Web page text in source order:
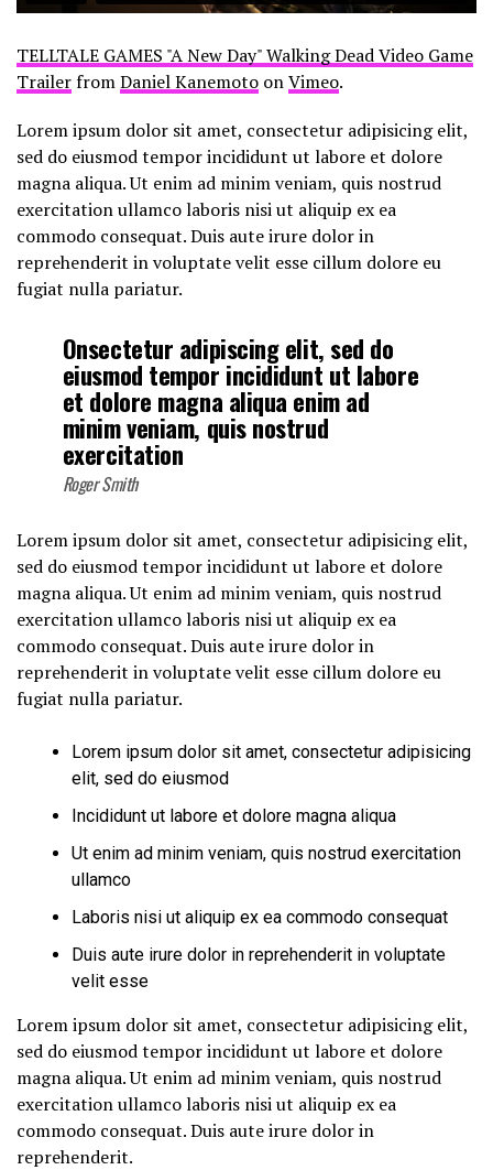
TELLTALE GAMES "A New Day" Walking Dead Video Game
TrailerfromDaniel Kanemoto onVimeo.
Lorem ipsum dolor sit amet, consectetur adipisicing elit,
sed do eiusmod tempor incididunt ut labore et dolore
magna aliqua. Ut enim ad minim veniam, quis nostrud
exercitation ullamco laboris nisi ut aliquip ex ea
commodo consequat. Duis aute irure dolor in
reprehenderit in voluptate velit esse cillum dolore eu
fugiat nulla pariatur.
Onsectetur adipiscing elit, sed do
eiusmod tempor incididunt ut labore
et dolore magna aliqua enim ad
minim veniam, quis nostrud
exercitation
Roger Smith
Lorem ipsum dolor sit amet, consectetur adipisicing elit,
sed do eiusmod tempor incididunt ut labore et dolore
magna aliqua. Ut enim ad minim veniam, quis nostrud
exercitation ullamco laboris nisi ut aliquip ex ea
commodo consequat. Duis aute irure dolor in
reprehenderit in voluptate velit esse cillum dolore eu
fugiat nulla pariatur.
Lorem ipsum dolor sit amet, consectetur adipisicing
elit, sed do eiusmod
Incididunt ut labore et dolore magna aliqua
Ut enim ad minim veniam, quis nostrud exercitation
ullamco
Laboris nisi ut aliquip ex ea commodo consequat
Duis aute irure dolor in reprehenderit in voluptate
velit esse
Lorem ipsum dolor sit amet, consectetur adipisicing elit,
sed do eiusmod tempor incididunt ut labore et dolore
magna aliqua. Ut enim ad minim veniam, quis nostrud
exercitation ullamco laboris nisi ut aliquip ex ea
commodo consequat. Duis aute irure dolor in
reprehenderit.